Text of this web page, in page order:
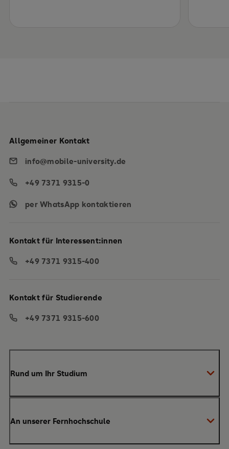
Rund um Ihr Studium
Anrechnung von Vorleistungen
Studienberatung
An unserer Fernhochschule
Allgemeiner Kontakt
info@mobile-university.de
+49 7371 9315-0
per WhatsApp kontaktieren
Kontakt für Interessent:innen
+49 7371 9315-400
Kontakt für Studierende
+49 7371 9315-600